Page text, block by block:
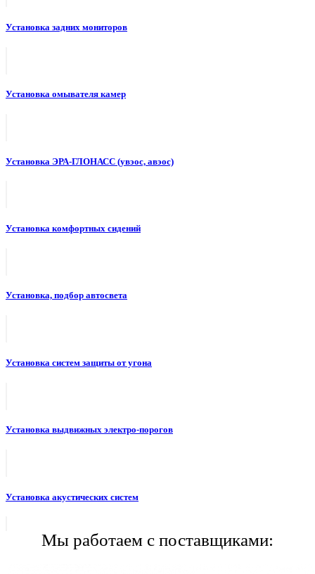
Установка задних мониторов
Установка омывателя камер
Установка ЭРА-ГЛОНАСС (увэос, авэос)
Установка комфортных сидений
Установка, подбор автосвета
Установка систем защиты от угона
Установка выдвижных электро-порогов
Установка акустических систем
Мы работаем с поставщиками: